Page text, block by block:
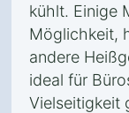
kühlt. Einige
Möglichkeit,
andere
ideal für
Vielseitigkeit